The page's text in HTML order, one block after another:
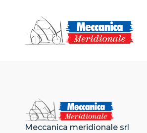
Meccanica meridionale srl